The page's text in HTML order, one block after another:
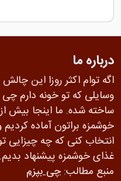
درباره ما
اگه توام اکثر روزا این
وسایلی که تو خونه دارم
ساخته شده. ما اینجا بیش از
خوشمزه براتون آماده
انتخاب کنی که چه چیزایی
غذای خوشمزه پیشنهاد بدیم.
منبع مطالب: چی بپزم